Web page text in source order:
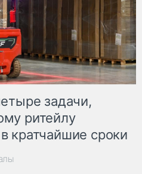
задачи,
ритейлу
кратчайшие сроки